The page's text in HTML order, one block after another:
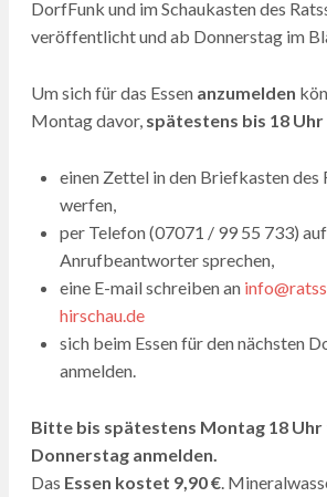
DorfFunk und im Schaukasten des
veröffentlicht und ab Donnerstag im
Um sich für das Essen anzumelden
Montag davor, spätestens bis 18 Uhr
einen Zettel in den Briefkasten des
werfen,
per Telefon (07071 / 99 55 733)
Anrufbeantworter sprechen,
eine E-mail schreiben an
hirschau.de
sich beim Essen für den nächsten
anmelden.
Bitte bis spätestens Montag 18 Uhr
Donnerstag anmelden.
Das Essen kostet 9,90 €.